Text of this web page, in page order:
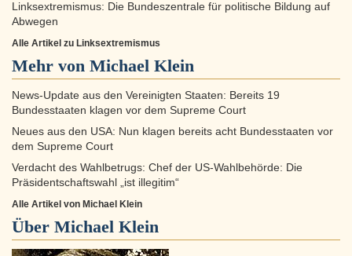
Linksextremismus: Die Bundeszentrale für politische Bildung auf
Abwegen
Alle Artikel zu Linksextremismus
Mehr von Michael Klein
News-Update aus den Vereinigten Staaten: Bereits 19
Bundesstaaten klagen vor dem Supreme Court
Neues aus den USA: Nun klagen bereits acht Bundesstaaten vor
dem Supreme Court
Verdacht des Wahlbetrugs: Chef der US-Wahlbehörde: Die
Präsidentschaftswahl „ist illegitim“
Alle Artikel von Michael Klein
Über Michael Klein